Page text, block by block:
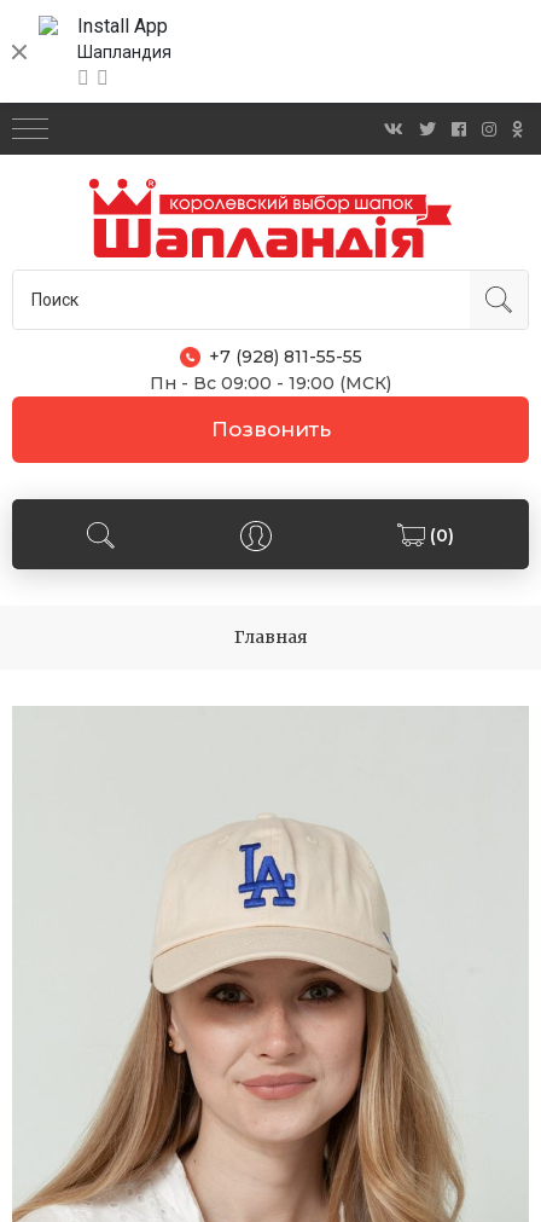
Install App
Шапландия
+7 (928) 811-55-55
Пн - Вс 09:00 - 19:00 (МСК)
Позвонить
(0)
Главная